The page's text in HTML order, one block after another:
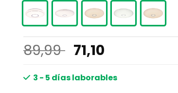
89,99 El
precio
original
71,10
actual
3 - 5 días laborables